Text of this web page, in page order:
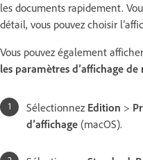
les documents rapidement.
détail, vous pouvez choisir
Vous pouvez également
les paramètres d’affichage
Sélectionnez Edition >
d’affichage (macOS).